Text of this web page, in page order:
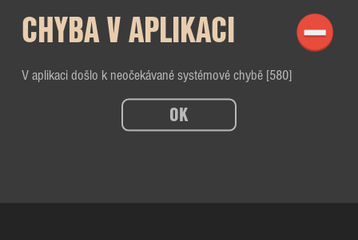
CHYBA V APLIKACI
V aplikaci došlo k neočekávané systémové chybě [580]
OK